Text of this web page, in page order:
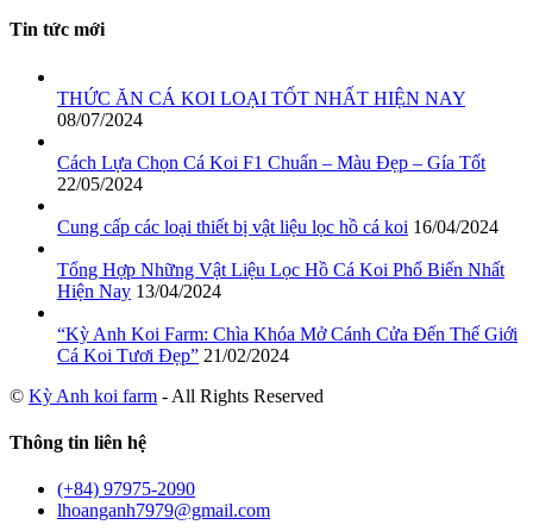
Tin tức mới
THỨC ĂN CÁ KOI LOẠI TỐT NHẤT HIỆN NAY
08/07/2024
Cách Lựa Chọn Cá Koi F1 Chuẩn – Màu Đẹp – Gía Tốt
22/05/2024
Cung cấp các loại thiết bị vật liệu lọc hồ cá koi 16/04/2024
Tổng Hợp Những Vật Liệu Lọc Hồ Cá Koi Phổ Biến Nhất
Hiện Nay 13/04/2024
“Kỳ Anh Koi Farm: Chìa Khóa Mở Cánh Cửa Đến Thế Giới
Cá Koi Tươi Đẹp” 21/02/2024
© Kỳ Anh koi farm - All Rights Reserved
Thông tin liên hệ
(+84) 97975-2090
lhoanganh7979@gmail.com